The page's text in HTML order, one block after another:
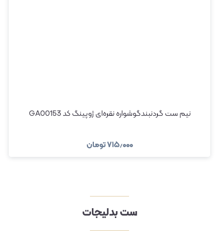
نیم ست گردنبندگوشواره نقره‌ای ژوپینگ کد GA00153
۷۱۵٫۰۰۰تومان
ست بدلیجات